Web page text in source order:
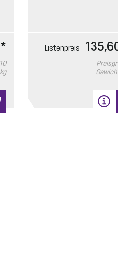
Artikelnummer: 680702
Lock & Lift
10
Listenpreis